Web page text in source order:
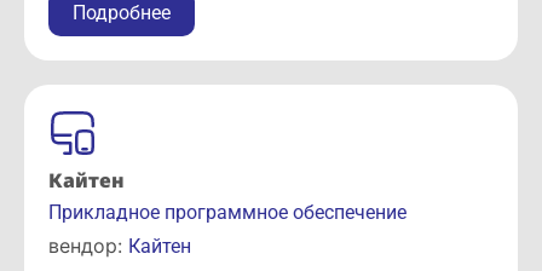
Подробнее
Кайтен
Прикладное программное обеспечение
вендор: Кайтен